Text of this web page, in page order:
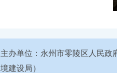
主办单位：永州市零陵区人民
境建设局）